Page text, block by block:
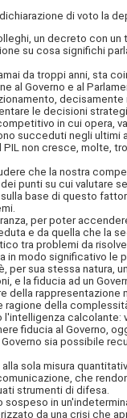
di voto la
un decreto con
su cosa significhi
da troppi anni, sta
al Governo e al
le decisioni
in cui opera,
succeduti negli
PIL non cresce,
che la nostra
punti su cui valutare
base di questo
per poter
e da quella che la
tra problemi da
modo significativo le
per sua stessa natura,
e la fiducia ad un
rappresentazione
della
calcolante:
fiducia al Governo,
sia possibile
sola misura
che
strumenti di difesa.
in
da una crisi che